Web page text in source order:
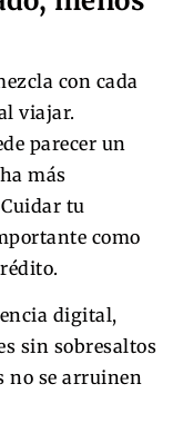
con cada
viajar.
parecer un
más
tu
como
digital,
sin sobresaltos
no se arruinen